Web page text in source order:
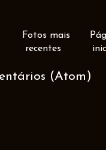
Fotos mais
recentes
(Atom)